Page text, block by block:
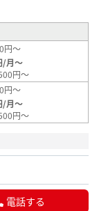
円～
/月～
円～
円～
/月～
円～
電話する